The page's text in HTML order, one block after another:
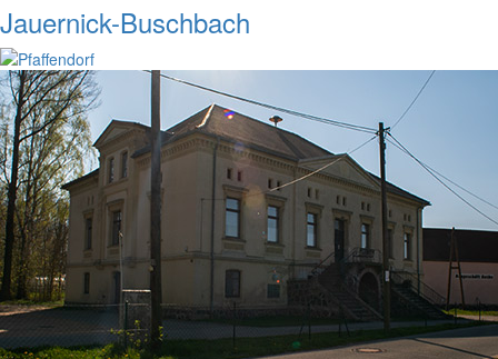
Jauernick-Buschbach